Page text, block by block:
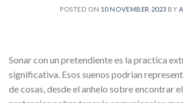
POSTED ON 10 NOVEMBER 2023 BY
Sonar con un pretendiente es la practica
significativa. Esos suenos podri­an
de cosas, desde el anhelo sobre encontrar